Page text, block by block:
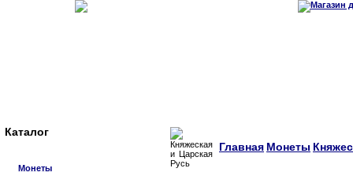
Каталог
Монеты
Главная Монеты